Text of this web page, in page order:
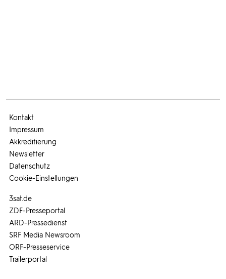
3sat.de
ZDF-Presseportal
ARD-Pressedienst
SRF Media Newsroom
ORF-Presseservice
Trailerportal
Kontakt
Impressum
Akkreditierung
Newsletter
Datenschutz
Cookie-Einstellungen